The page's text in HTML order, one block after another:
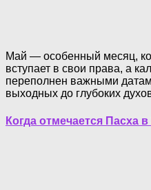
Май — особенный месяц,
вступает в свои права, а
переполнен важными
выходных до глубоких
Когда отмечается Пасха в